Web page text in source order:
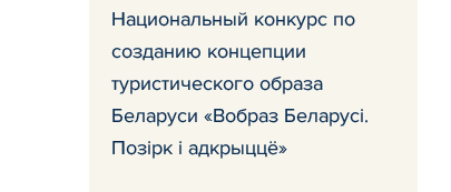
Национальный конкурс по
созданию концепции
туристического образа
Беларуси «Вобраз Беларусi.
Позiрк i адкрыццё»